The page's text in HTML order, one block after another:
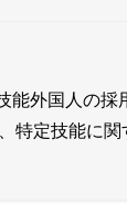
能外国人の採
特定技能に